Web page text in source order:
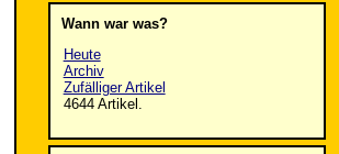
Wann war was?
Heute
Archiv
Zufälliger Artikel
4644 Artikel.